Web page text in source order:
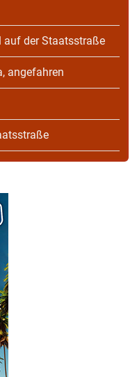
auf der Staatsstraße
angefahren